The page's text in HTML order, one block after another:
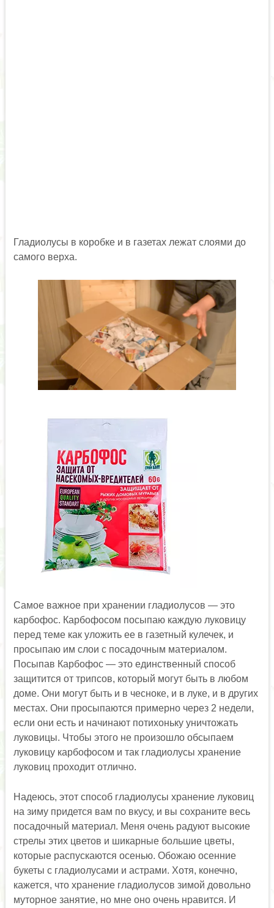
Гладиолусы в коробке и в газетах лежат слоями до
самого верха.
Самое важное при хранении гладиолусов — это
карбофос. Карбофосом посыпаю каждую луковицу
перед теме как уложить ее в газетный кулечек, и
просыпаю им слои с посадочным материалом.
Посыпав Карбофос — это единственный способ
защитится от трипсов, который могут быть в любом
доме. Они могут быть и в чесноке, и в луке, и в других
местах. Они просыпаются примерно через 2 недели,
если они есть и начинают потихоньку уничтожать
луковицы. Чтобы этого не произошло обсыпаем
луковицу карбофосом и так гладиолусы хранение
луковиц проходит отлично.
Надеюсь, этот способ гладиолусы хранение луковиц
на зиму придется вам по вкусу, и вы сохраните весь
посадочный материал. Меня очень радуют высокие
стрелы этих цветов и шикарные большие цветы,
которые распускаются осенью. Обожаю осенние
букеты с гладиолусами и астрами. Хотя, конечно,
кажется, что хранение гладиолусов зимой довольно
муторное занятие, но мне оно очень нравится. И